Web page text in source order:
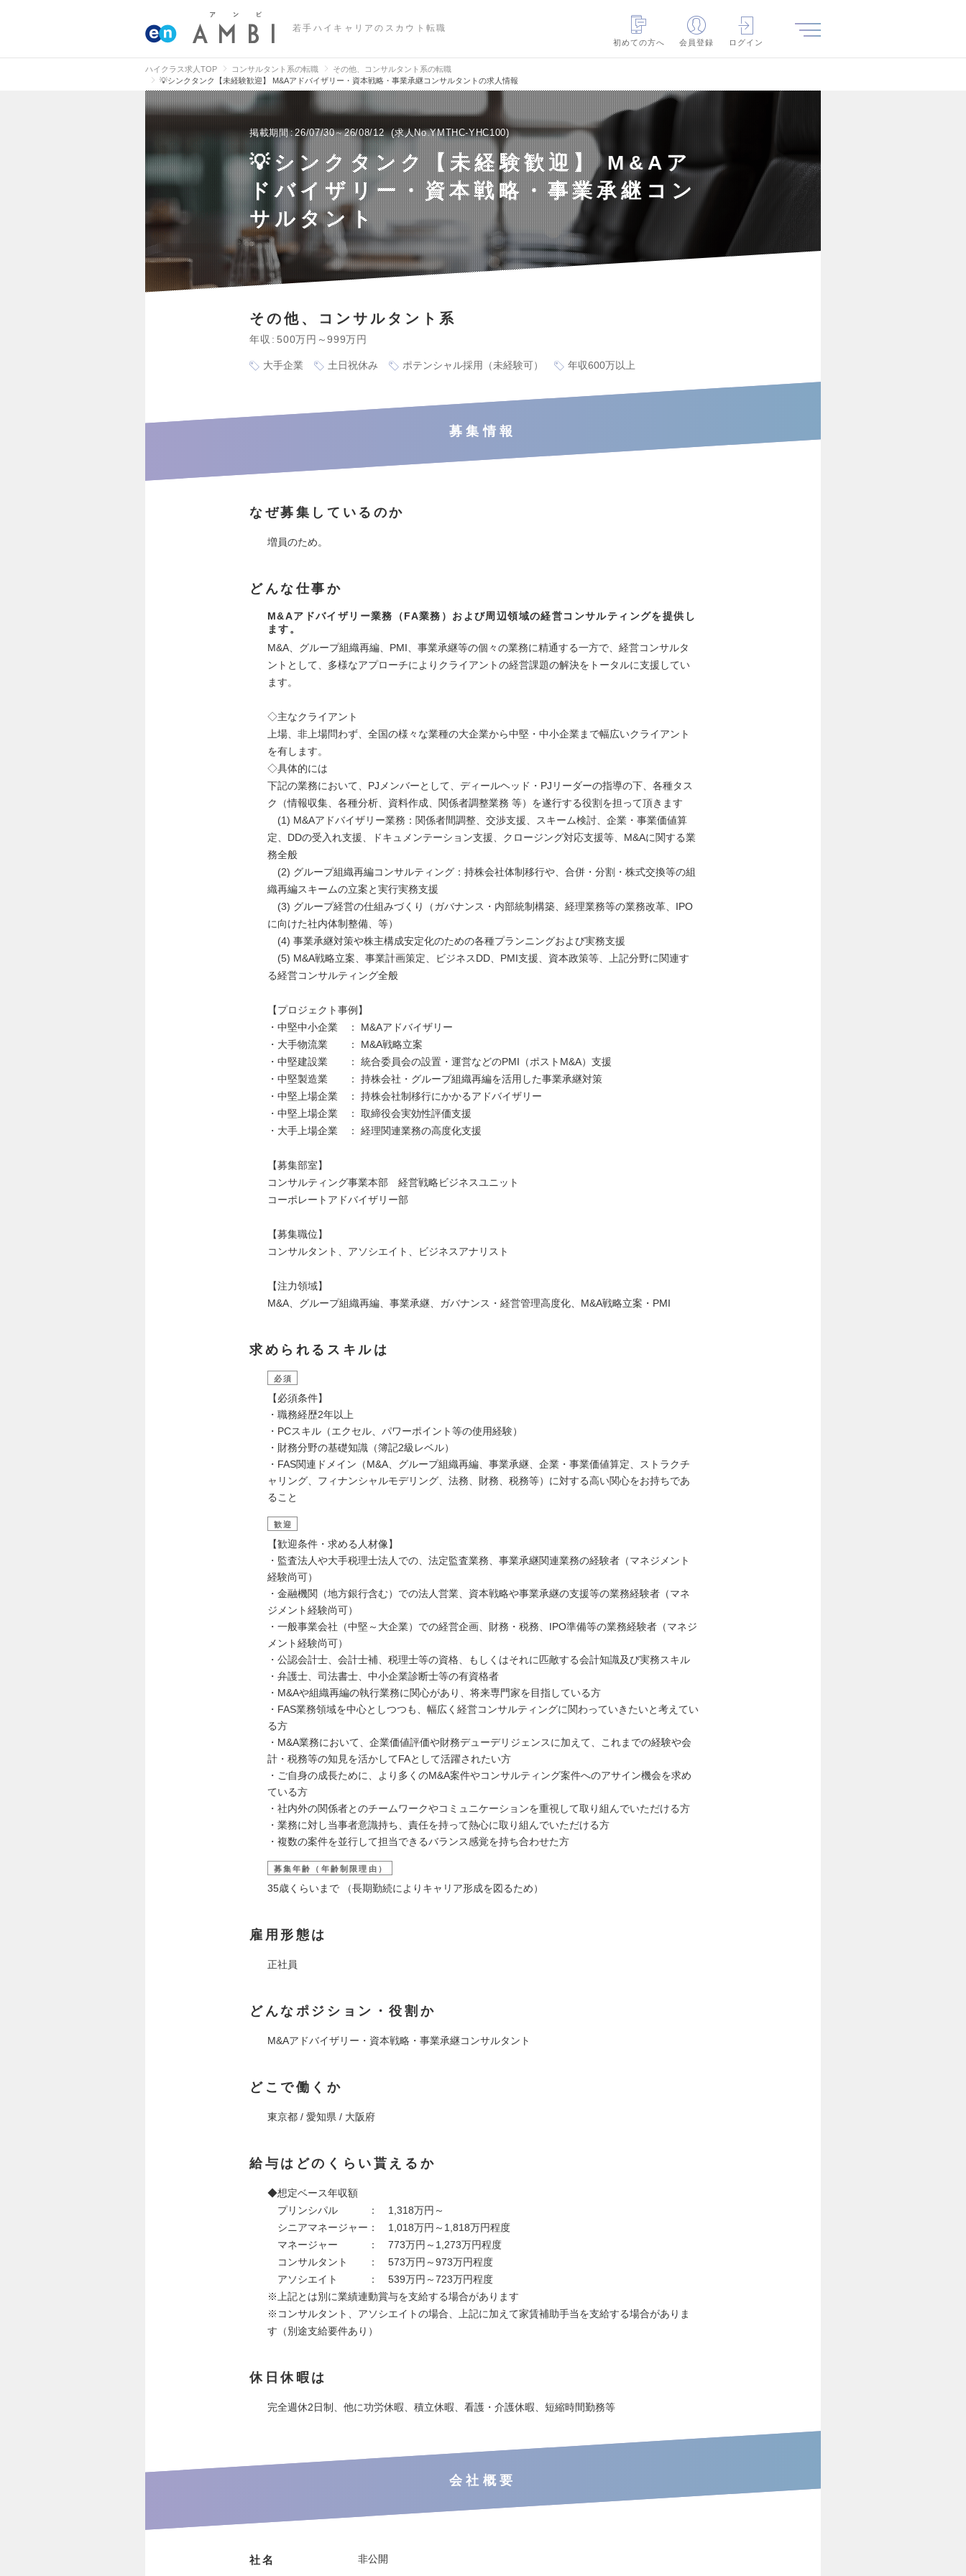
若手ハイキャリアのスカウト転職
初めての方へ
会員登録 ログイン
ハイクラス求人TOP コンサルタント系の転職
その他、コンサルタント系の転職
💡シンクタンク【未経験歓迎】 M&Aアドバイザリー・資本戦略・事業承継コンサルタントの求人情報
掲載期間 26/07/30～26/08/12 求人No.YMTHC-YHC100
💡シンクタンク【未経験歓迎】 M&Aア
ドバイザリー・資本戦略・事業承継コン
サルタント
その他、コンサルタント系
年収 500万円～999万円
大手企業 土日祝休み ポテンシャル採用（未経験可） 年収600万以上
募集情報
なぜ募集しているのか
増員のため。
どんな仕事か
M&Aアドバイザリー業務（FA業務）および周辺領域の経営コンサルティングを提供し
ます。
M&A、グループ組織再編、PMI、事業承継等の個々の業務に精通する一方で、経営コンサルタ
ントとして、多様なアプローチによりクライアントの経営課題の解決をトータルに支援してい
ます。
◇主なクライアント
上場、非上場問わず、全国の様々な業種の大企業から中堅・中小企業まで幅広いクライアント
を有します。
◇具体的には
下記の業務において、PJメンバーとして、ディールヘッド・PJリーダーの指導の下、各種タス
ク（情報収集、各種分析、資料作成、関係者調整業務 等）を遂行する役割を担って頂きます
(1) M&Aアドバイザリー業務：関係者間調整、交渉支援、スキーム検討、企業・事業価値算
定、DDの受入れ支援、ドキュメンテーション支援、クロージング対応支援等、M&Aに関する業
務全般
(2) グループ組織再編コンサルティング：持株会社体制移行や、合併・分割・株式交換等の組
織再編スキームの立案と実行実務支援
(3) グループ経営の仕組みづくり（ガバナンス・内部統制構築、経理業務等の業務改革、IPO
に向けた社内体制整備、等）
(4) 事業承継対策や株主構成安定化のための各種プランニングおよび実務支援
(5) M&A戦略立案、事業計画策定、ビジネスDD、PMI支援、資本政策等、上記分野に関連す
る経営コンサルティング全般
【プロジェクト事例】
・中堅中小企業 ： M&Aアドバイザリー
・大手物流業 ： M&A戦略立案
・中堅建設業 ： 統合委員会の設置・運営などのPMI（ポストM&A）支援
・中堅製造業 ： 持株会社・グループ組織再編を活用した事業承継対策
・中堅上場企業 ： 持株会社制移行にかかるアドバイザリー
・中堅上場企業 ： 取締役会実効性評価支援
・大手上場企業 ： 経理関連業務の高度化支援
【募集部室】
コンサルティング事業本部 経営戦略ビジネスユニット
コーポレートアドバイザリー部
【募集職位】
コンサルタント、アソシエイト、ビジネスアナリスト
【注力領域】
M&A、グループ組織再編、事業承継、ガバナンス・経営管理高度化、M&A戦略立案・PMI
求められるスキルは
必須
【必須条件】
・職務経歴2年以上
・PCスキル（エクセル、パワーポイント等の使用経験）
・財務分野の基礎知識（簿記2級レベル）
・FAS関連ドメイン（M&A、グループ組織再編、事業承継、企業・事業価値算定、ストラクチ
ャリング、フィナンシャルモデリング、法務、財務、税務等）に対する高い関心をお持ちであ
ること
歓迎
【歓迎条件・求める人材像】
・監査法人や大手税理士法人での、法定監査業務、事業承継関連業務の経験者（マネジメント
経験尚可）
・金融機関（地方銀行含む）での法人営業、資本戦略や事業承継の支援等の業務経験者（マネ
ジメント経験尚可）
・一般事業会社（中堅～大企業）での経営企画、財務・税務、IPO準備等の業務経験者（マネジ
メント経験尚可）
・公認会計士、会計士補、税理士等の資格、もしくはそれに匹敵する会計知識及び実務スキル
・弁護士、司法書士、中小企業診断士等の有資格者
・M&Aや組織再編の執行業務に関心があり、将来専門家を目指している方
・FAS業務領域を中心としつつも、幅広く経営コンサルティングに関わっていきたいと考えてい
る方
・M&A業務において、企業価値評価や財務デューデリジェンスに加えて、これまでの経験や会
計・税務等の知見を活かしてFAとして活躍されたい方
・ご自身の成長ために、より多くのM&A案件やコンサルティング案件へのアサイン機会を求め
ている方
・社内外の関係者とのチームワークやコミュニケーションを重視して取り組んでいただける方
・業務に対し当事者意識持ち、責任を持って熱心に取り組んでいただける方
・複数の案件を並行して担当できるバランス感覚を持ち合わせた方
募集年齢（年齢制限理由）
35歳くらいまで （長期勤続によりキャリア形成を図るため）
雇用形態は
正社員
どんなポジション・役割か
M&Aアドバイザリー・資本戦略・事業承継コンサルタント
どこで働くか
東京都 / 愛知県 / 大阪府
給与はどのくらい貰えるか
◆想定ベース年収額
プリンシパル ： 1,318万円～
シニアマネージャー： 1,018万円～1,818万円程度
マネージャー ： 773万円～1,273万円程度
コンサルタント ： 573万円～973万円程度
アソシエイト ： 539万円～723万円程度
※上記とは別に業績連動賞与を支給する場合があります
※コンサルタント、アソシエイトの場合、上記に加えて家賃補助手当を支給する場合がありま
す（別途支給要件あり）
休日休暇は
完全週休2日制、他に功労休暇、積立休暇、看護・介護休暇、短縮時間勤務等
会社概要
社名 非公開